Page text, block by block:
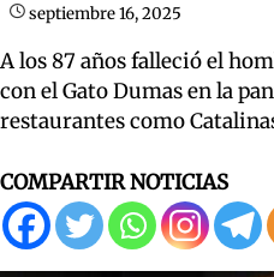
septiembre 16, 2025
A los 87 años falleció el
con el Gato Dumas en la
restaurantes como
COMPARTIR NOTICIAS